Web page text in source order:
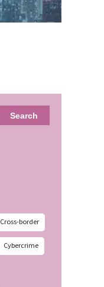
Search
Cross-border
Cybercrime